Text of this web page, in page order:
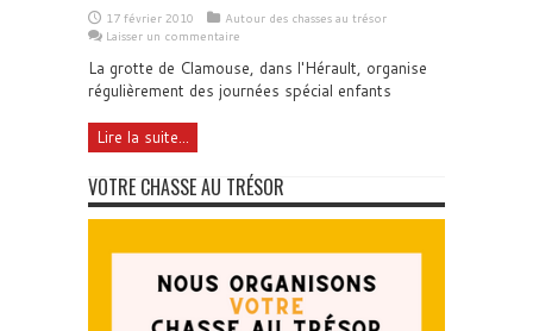
17 février 2010
Autour des chasses au trésor
Laisser un commentaire
La grotte de Clamouse, dans l'Hérault, organise
régulièrement des journées spécial enfants
Lire la suite...
VOTRE CHASSE AU TRÉSOR